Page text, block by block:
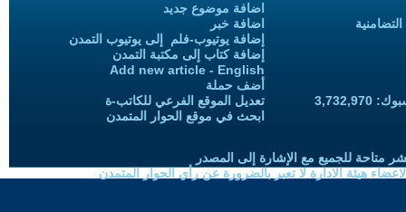
اضافة موضوع جديد
اضافة خبر
إضافة يوتيوب-فلم إلى يوتيوب التمدن
إضافة كتاب إلى مكتبة التمدن
Add new article - English
أضف حملة
تعديل الموقع الفرعي للكاتب-ة
ابحث في موقع الحوار المتمدن
متاحة للجميع مع الإشارة إلى المصدر
هيئة الادارة لا تعبر بالضرورة عن رأي الحوار المتمدن